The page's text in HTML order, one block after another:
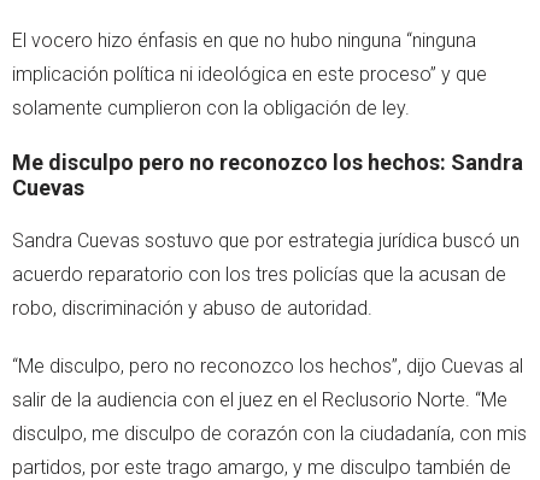
El vocero hizo énfasis en que no hubo ninguna “ninguna
implicación política ni ideológica en este proceso” y que
solamente cumplieron con la obligación de ley.
Me disculpo pero no reconozco los hechos: Sandra
Cuevas
Sandra Cuevas sostuvo que por estrategia jurídica buscó un
acuerdo reparatorio con los tres policías que la acusan de
robo, discriminación y abuso de autoridad.
“Me disculpo, pero no reconozco los hechos”, dijo Cuevas al
salir de la audiencia con el juez en el Reclusorio Norte. “Me
disculpo, me disculpo de corazón con la ciudadanía, con mis
partidos, por este trago amargo, y me disculpo también de